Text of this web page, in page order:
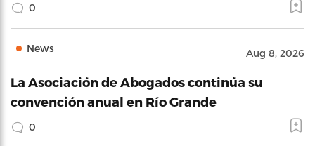
0
News Aug 8, 2026
La Asociación de Abogados continúa su
convención anual en Río Grande
0